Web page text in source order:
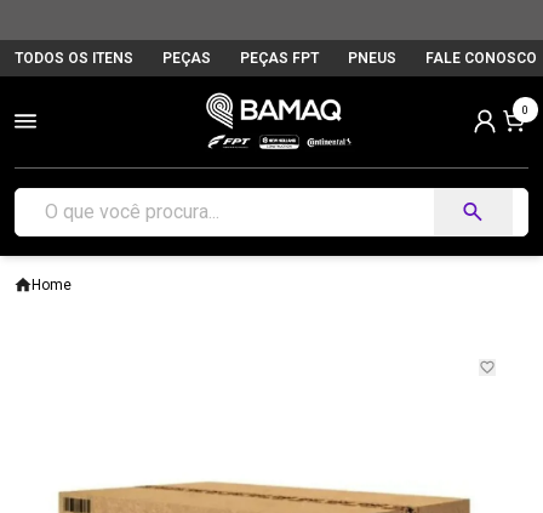
TODOS OS ITENS PEÇAS PEÇAS FPT PNEUS FALE CONOSCO
0
Home